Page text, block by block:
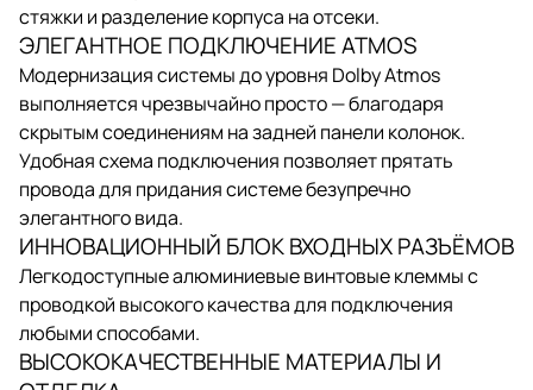
стяжки и разделение корпуса на отсеки.
ЭЛЕГАНТНОЕ ПОДКЛЮЧЕНИЕ ATMOS
Модернизация системы до уровня Dolby Atmos
выполняется чрезвычайно просто — благодаря
скрытым соединениям на задней панели колонок.
Удобная схема подключения позволяет прятать
провода для придания системе безупречно
элегантного вида.
ИННОВАЦИОННЫЙ БЛОК ВХОДНЫХ РАЗЪЁМОВ
Легкодоступные алюминиевые винтовые клеммы с
проводкой высокого качества для подключения
любыми способами.
ВЫСОКОКАЧЕСТВЕННЫЕ МАТЕРИАЛЫ И